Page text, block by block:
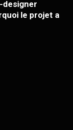
designer
le projet a